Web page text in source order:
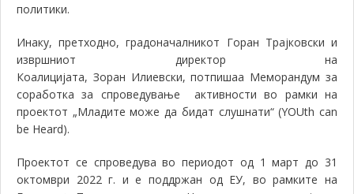
политики.
Инаку, претходно, градоначалникот Горан Трајковски и
извршниот директор на
Коалицијата, Зоран Илиевски, потпишаа Меморандум за
соработка за спроведување активности во рамки на
проектот „Младите може да бидат слушнати“ (YOUth can
be Heard).
Проектот се спроведува во периодот од 1 март до 31
октомври 2022 г. и е поддржан од ЕУ, во рамките на